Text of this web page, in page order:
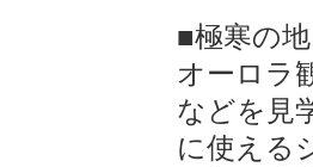
■極寒の
オーロラ
などを見
に使える